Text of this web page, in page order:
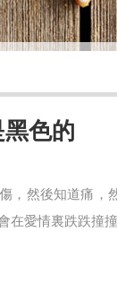
色的
，然後知道痛，
在愛情裏跌跌撞